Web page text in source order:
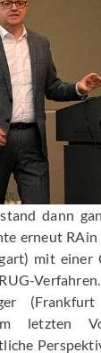
dann
erneut
mit einer
im letzten